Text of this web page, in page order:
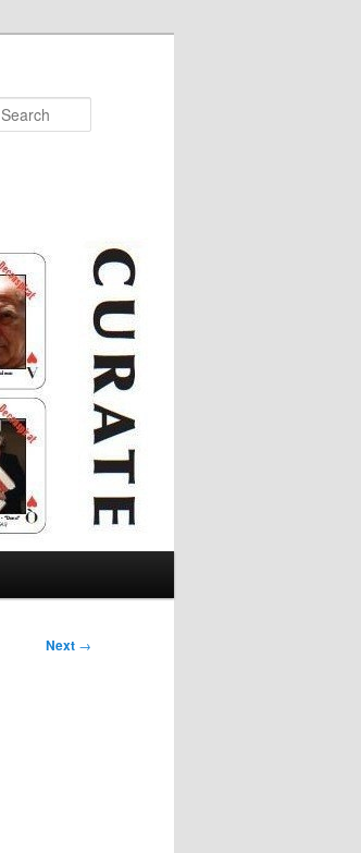
Next →